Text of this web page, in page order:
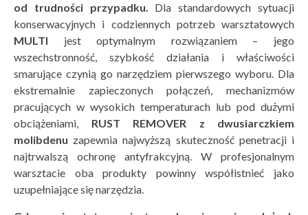
od trudności przypadku. Dla standardowych sytuacji
konserwacyjnych i codziennych potrzeb warsztatowych
MULTI jest optymalnym rozwiązaniem – jego
wszechstronność, szybkość działania i właściwości
smarujące czynią go narzędziem pierwszego wyboru. Dla
ekstremalnie zapieczonych połączeń, mechanizmów
pracujących w wysokich temperaturach lub pod dużymi
obciążeniami, RUST REMOVER z dwusiarczkiem
molibdenu zapewnia najwyższą skuteczność penetracji i
najtrwalszą ochronę antyfrakcyjną. W profesjonalnym
warsztacie oba produkty powinny współistnieć jako
uzupełniające się narzędzia.